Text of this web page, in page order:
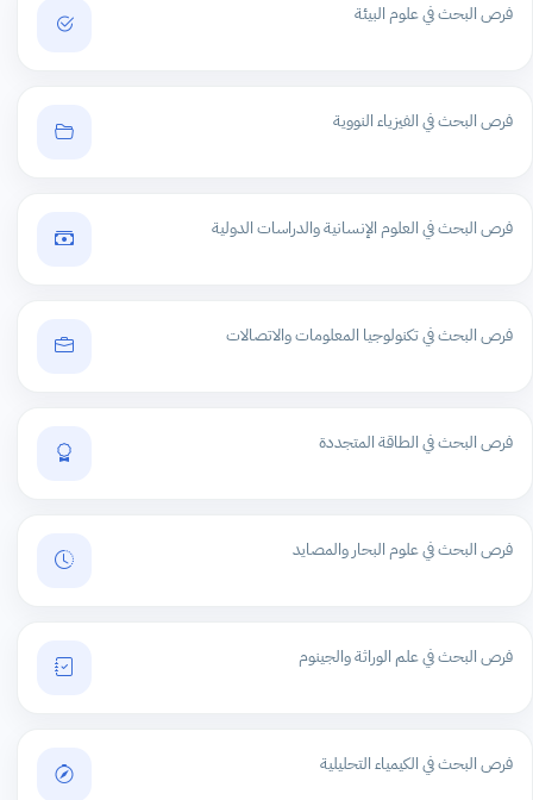
فرص البحث في علوم البيئة
فرص البحث في الفيزياء النووية
فرص البحث في العلوم الإنسانية والدراسات الدولية
فرص البحث في تكنولوجيا المعلومات والاتصالات
فرص البحث في الطاقة المتجددة
فرص البحث في علوم البحار والمصايد
فرص البحث في علم الوراثة والجينوم
فرص البحث في الكيمياء التحليلية